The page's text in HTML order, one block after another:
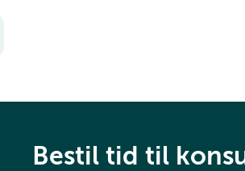
Bestil tid til